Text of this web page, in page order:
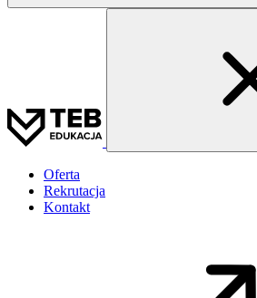
Oferta
Rekrutacja
Kontakt